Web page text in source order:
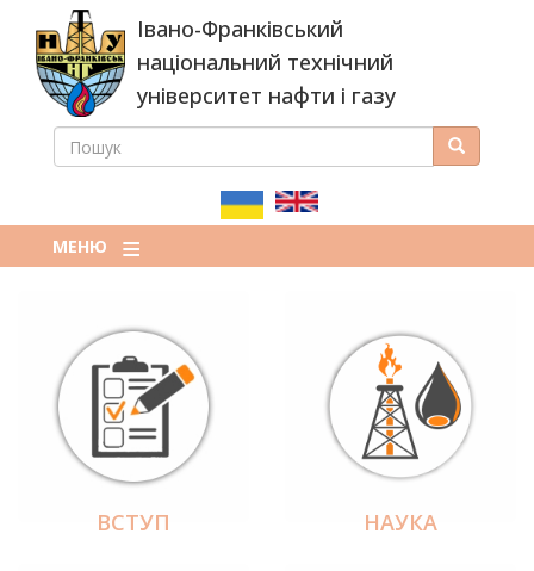
основного
вмісту
Івано-Франківський
національний технічний
університет нафти і газу
ПОШУКОВА
ПОШУК Пошук
МЕНЮ
ВСТУП НАУКА